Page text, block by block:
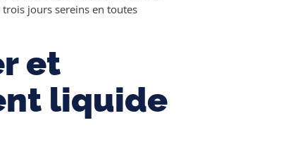
jours sereins en toutes
et
liquide